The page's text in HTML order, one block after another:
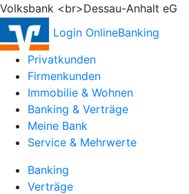
Volksbank <br>Dessau-Anhalt eG
Login OnlineBanking
Privatkunden
Firmenkunden
Immobilie & Wohnen
Banking & Verträge
Meine Bank
Service & Mehrwerte
Banking
Verträge